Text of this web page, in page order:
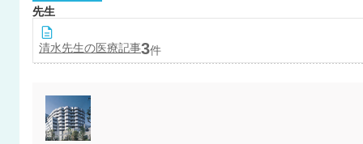
先生
清水先生の医療記事3件